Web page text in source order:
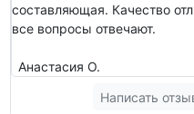
составляющая. Качество
все вопросы отвечают.
Анастасия О.
Написать